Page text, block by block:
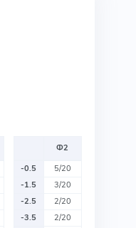
Ф2
-0.5
5/20
-1.5
3/20
-2.5
2/20
-3.5
2/20